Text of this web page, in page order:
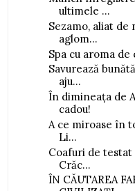
ultimele ...
Sezamo, aliat de
aglom...
Spa cu aroma de
Savurează
aju...
În dimineața de
cadou!
A ce miroase în
Li...
Coafuri de
Crăc...
ÎN CĂUTAREA